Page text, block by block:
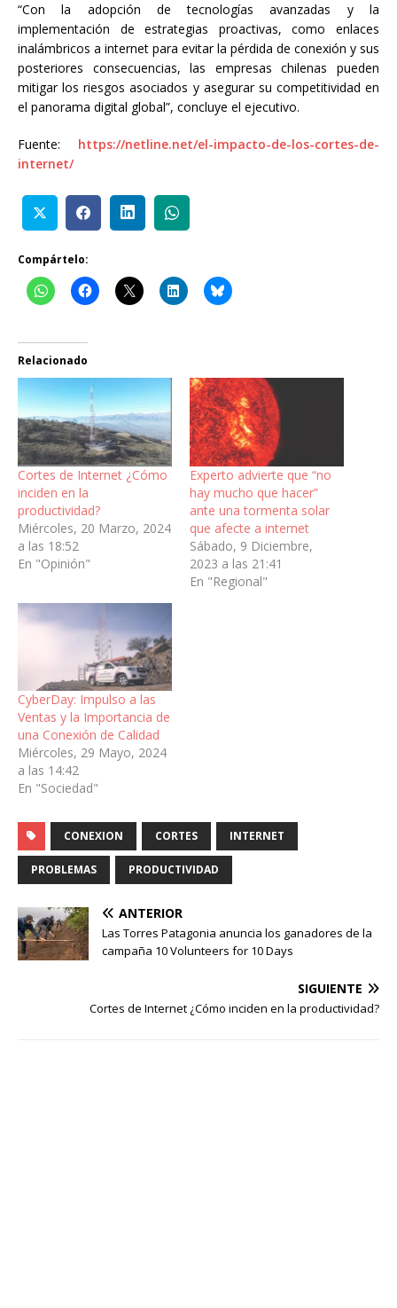
“Con la adopción de tecnologías avanzadas y la
implementación de estrategias proactivas, como enlaces
inalámbricos a internet para evitar la pérdida de conexión y sus
posteriores consecuencias, las empresas chilenas pueden
mitigar los riesgos asociados y asegurar su competitividad en
el panorama digital global”, concluye el ejecutivo.
Fuente: https://netline.net/el-impacto-de-los-cortes-de-
internet/
Compártelo:
Relacionado
Cortes de Internet ¿Cómo
inciden en la
productividad?
Miércoles, 20 Marzo, 2024
a las 18:52
En "Opinión"
Experto advierte que “no
hay mucho que hacer”
ante una tormenta solar
que afecte a internet
Sábado, 9 Diciembre,
2023 a las 21:41
En "Regional"
CyberDay: Impulso a las
Ventas y la Importancia de
una Conexión de Calidad
Miércoles, 29 Mayo, 2024
a las 14:42
En "Sociedad"
CONEXION CORTES INTERNET
PROBLEMAS PRODUCTIVIDAD
ANTERIOR
Las Torres Patagonia anuncia los ganadores de la
campaña 10 Volunteers for 10 Days
SIGUIENTE
Cortes de Internet ¿Cómo inciden en la productividad?